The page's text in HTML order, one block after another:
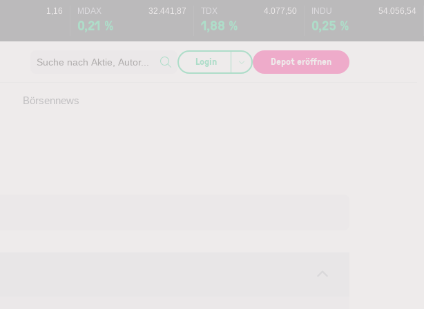
1,16 MDAX 32.441,87
0,21 %
TDX 4.077,50
1,88 %
INDU 54.056,54
0,25 %
Börsennews
Suche nach Aktie, Autor... Login Depot eröffnen